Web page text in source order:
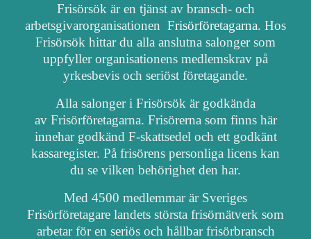
Frisörsök är en tjänst av bransch- och
arbetsgivarorganisationen Frisörföretagarna. Hos
Frisörsök hittar du alla anslutna salonger som
uppfyller organisationens medlemskrav på
yrkesbevis och seriöst företagande.
Alla salonger i Frisörsök är godkända
av Frisörföretagarna. Frisörerna som finns här
innehar godkänd F-skattsedel och ett godkänt
kassaregister. På frisörens personliga licens kan
du se vilken behörighet den har.
Med 4500 medlemmar är Sveriges
Frisörföretagare landets största frisörnätverk som
arbetar för en seriös och hållbar frisörbransch